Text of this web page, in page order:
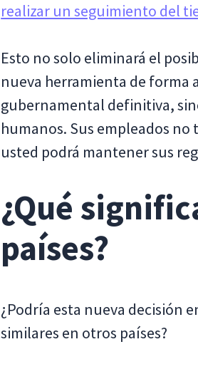
realizar un seguimiento del
Esto no solo eliminará el
nueva herramienta de forma
gubernamental definitiva,
humanos. Sus empleados
usted podrá mantener sus
¿Qué
países?
¿Podría esta nueva decisión
similares en otros países?